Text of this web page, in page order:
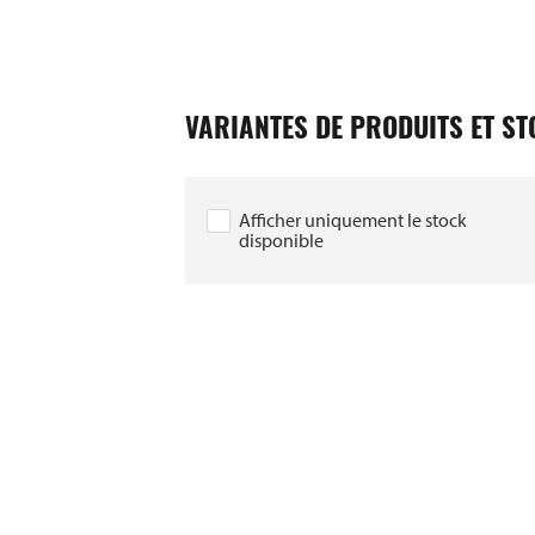
VARIANTES DE PRODUITS ET
Afficher uniquement le stock
disponible